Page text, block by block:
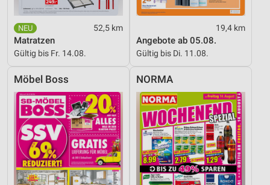
52,5 km
Matratzen
Gültig bis Fr. 14.08.
19,4 km
Angebote ab 05.08.
Gültig bis Di. 11.08.
Möbel Boss NORMA